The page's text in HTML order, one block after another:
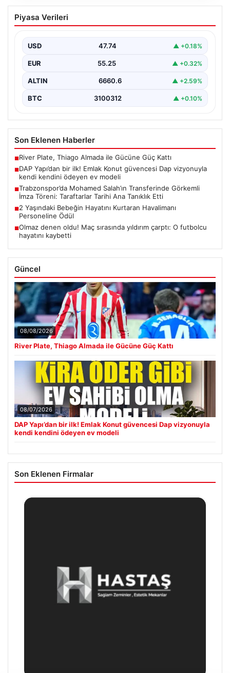
DAP Yapı’dan bir ilk! Emlak Konut
güvencesi Dap vizyonuyla kendi
{"title": "DAP Yapı’dan Bir İlk: Güvence ve Vizyonla Kendi
Piyasa Verileri
USD 47.74 ▲ +0.18%
EUR 55.25 ▲ +0.32%
ALTIN 6660.6 ▲ +2.59%
BTC 3100312 ▲ +0.10%
Son Eklenen Haberler
■River Plate, Thiago Almada ile Gücüne Güç Kattı
■DAP Yapı’dan bir ilk! Emlak Konut güvencesi Dap vizyonuyla
kendi kendini ödeyen ev modeli
■Trabzonspor’da Mohamed Salah’ın Transferinde Görkemli
İmza Töreni: Taraftarlar Tarihi Ana Tanıklık Etti
■2 Yaşındaki Bebeğin Hayatını Kurtaran Havalimanı
Personeline Ödül
■Olmaz denen oldu! Maç sırasında yıldırım çarptı: O futbolcu
hayatını kaybetti
Güncel
08/08/2026
River Plate, Thiago Almada ile Gücüne Güç Kattı
08/07/2026
DAP Yapı’dan bir ilk! Emlak Konut güvencesi Dap vizyonuyla
kendi kendini ödeyen ev modeli
Son Eklenen Firmalar